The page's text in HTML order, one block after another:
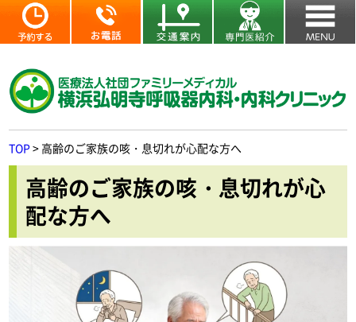
TOP > 高齢のご家族の咳・息切れが心配な方へ
高齢のご家族の咳・息切れが心
配な方へ